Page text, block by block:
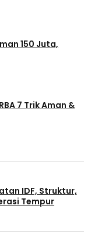
150 Juta,
7 Trik Aman &
IDF, Struktur,
Tempur